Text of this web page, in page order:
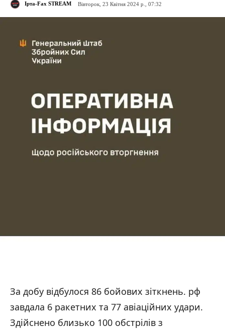
Ірта-Fax STREAM Вівторок, 23 Квітня 2024 р., 07:32
За добу відбулося 86 бойових зіткнень. рф
завдала 6 ракетних та 77 авіаційних удари.
Здійснено близько 100 обстрілів з